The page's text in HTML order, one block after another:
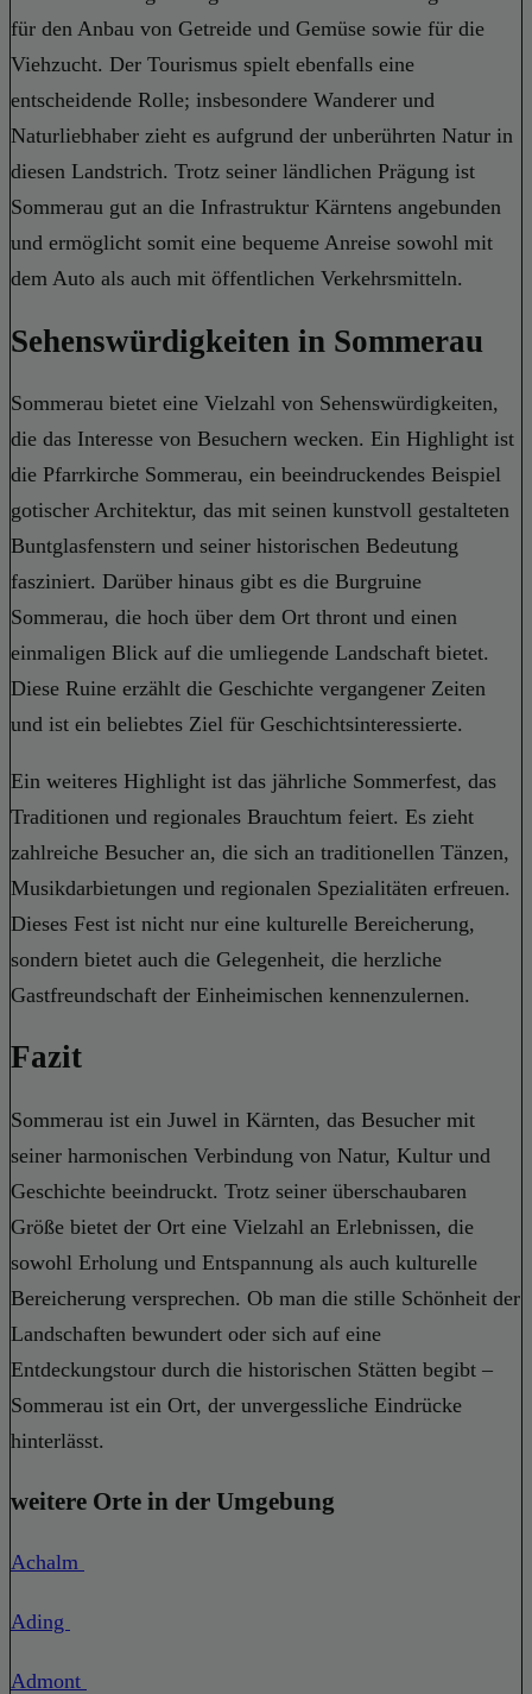
für den Anbau von Getreide und Gemüse sowie für die
Viehzucht. Der Tourismus spielt ebenfalls eine
entscheidende Rolle; insbesondere Wanderer und
Naturliebhaber zieht es aufgrund der unberührten Natur in
diesen Landstrich. Trotz seiner ländlichen Prägung ist
Sommerau gut an die Infrastruktur Kärntens angebunden
und ermöglicht somit eine bequeme Anreise sowohl mit
dem Auto als auch mit öffentlichen Verkehrsmitteln.
Sehenswürdigkeiten in Sommerau
Sommerau bietet eine Vielzahl von Sehenswürdigkeiten,
die das Interesse von Besuchern wecken. Ein Highlight ist
die Pfarrkirche Sommerau, ein beeindruckendes Beispiel
gotischer Architektur, das mit seinen kunstvoll gestalteten
Buntglasfenstern und seiner historischen Bedeutung
fasziniert. Darüber hinaus gibt es die Burgruine
Sommerau, die hoch über dem Ort thront und einen
einmaligen Blick auf die umliegende Landschaft bietet.
Diese Ruine erzählt die Geschichte vergangener Zeiten
und ist ein beliebtes Ziel für Geschichtsinteressierte.
Ein weiteres Highlight ist das jährliche Sommerfest, das
Traditionen und regionales Brauchtum feiert. Es zieht
zahlreiche Besucher an, die sich an traditionellen Tänzen,
Musikdarbietungen und regionalen Spezialitäten erfreuen.
Dieses Fest ist nicht nur eine kulturelle Bereicherung,
sondern bietet auch die Gelegenheit, die herzliche
Gastfreundschaft der Einheimischen kennenzulernen.
Fazit
Sommerau ist ein Juwel in Kärnten, das Besucher mit
seiner harmonischen Verbindung von Natur, Kultur und
Geschichte beeindruckt. Trotz seiner überschaubaren
Größe bietet der Ort eine Vielzahl an Erlebnissen, die
sowohl Erholung und Entspannung als auch kulturelle
Bereicherung versprechen. Ob man die stille Schönheit der
Landschaften bewundert oder sich auf eine
Entdeckungstour durch die historischen Stätten begibt –
Sommerau ist ein Ort, der unvergessliche Eindrücke
hinterlässt.
weitere Orte in der Umgebung
Achalm
Ading
Admont